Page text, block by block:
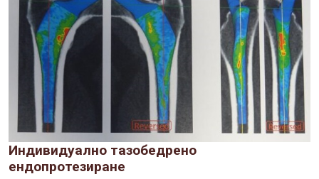
Индивидуално тазобедрено
ендопротезиране